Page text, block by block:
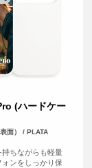
(ハードケー
面） / PLATA
ちながらも軽量
ンをしっかり保